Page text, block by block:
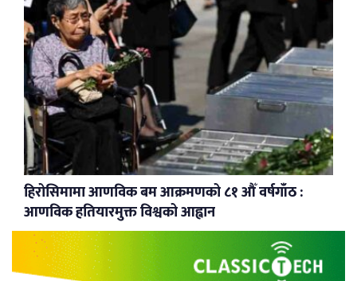
हिरोसिमामा आणविक बम आक्रमणको ८१ औँ वर्षगाँठ :
आणविक हतियारमुक्त विश्वको आह्वान